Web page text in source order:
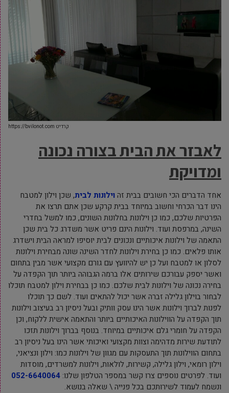
קרדיט https://bvilonot.com
לאבזר את הבית בצורה נכונה
ומדויקת
אחד הדברים הכי חשובים בבית זהוילונות לבית, שכן וילון למטבח
הינו דבר הכרחי וחשוב במיוחד בבית קרקע שכן אתם תרצו את
הפרטיות שלכם, כמו כן וילונות בחלונות השונים, כמו למשל בחדרי
השינה, במרפסת ועוד. וילונות הינם פריט אשר משדרג כל בית שכן
התאמה של וילונות איכותיים ונכונים לבית יוסיפו למראה הבית וישדרג
אותו פלאים. כמו כן בחירת וילונות לחדר השינה שונה מבחירת וילונות
לסלון או למטבח ועל כן יש להיוועץ עם גורם מקצועי אשר מבין בתחום
ואשר יספק עבורכם שירותים אלו ברמה הגבוהה ביותר תוך הקפדה על
בחירה נכונה של וילונות לבית שלכם. כמו כן בבחירת וילון למטבח תוכלו
לבחור בוילון גלילה זברה אשר יכול להתאים ועוד. לשם כך תוכלו
לפנות לברוך וילונות אשר הינו עסק וותיק ובעל ניסיון רב בעיצוב וילונות
תוך הקפדה על הווילונות האיכותיים ביותר והתאמה אישית ללקוח, וכן
הקפדה על חומרי גלם איכותיים במיוחד. בנוסף בברוך וילונות תזכו
לתודעת שירות מדהימה וצוות מקצועי ואיכותי אשר הינו בעל ניסיון רב
בתחום הווילונות תוך התעסקות עם מגוון של וילונות כמו: וילון ונציאני,
וילון רומאי, וילון גלילה, קשירות, לולאות, וילונות למשרדים, מוסדות
ועוד. לפרטים נוספים צרו קשר במספר הטלפון שלנו: 052-6640064
ונשמח לעמוד לשירותכם בכל פנייה \ שאלה בנושא.